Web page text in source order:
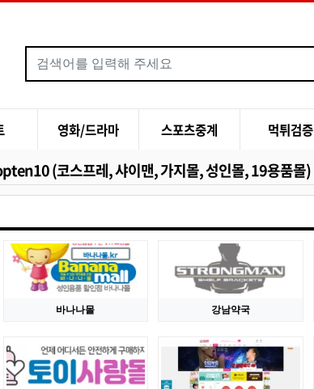
영화/드라마 스포츠중계 먹튀검증
(코스프레, 샤이맨, 가지몰, 성인몰, 19용품몰)
바나나몰 강남약국